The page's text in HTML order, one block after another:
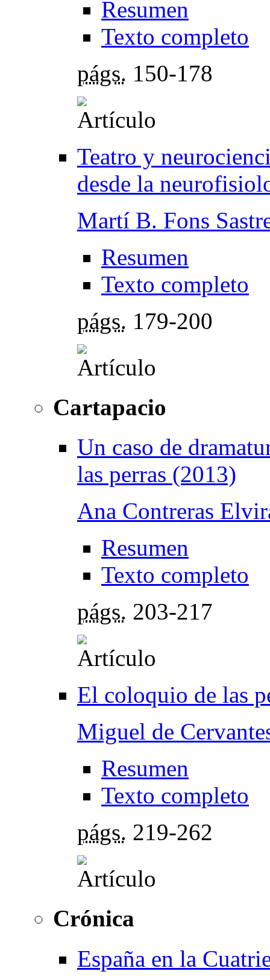
Resumen
Texto completo
págs. 150-178
Teatro y
desde la
Martí B. Fons
Resumen
Texto completo
págs. 179-200
Cartapacio
Un caso de
las perras (2013)
Ana Contreras
Resumen
Texto completo
págs. 203-217
El coloquio de las
Miguel de
Resumen
Texto completo
págs. 219-262
Crónica
España en la